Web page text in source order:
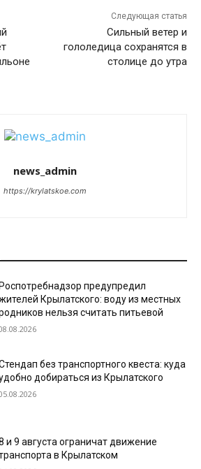
Следующая статья
Сильный ветер и
гололедица сохранятся в
столице до утра
news_admin
https://krylatskoe.com
Роспотребнадзор предупредил
Крылатского: воду из местных
нельзя считать питьевой
без транспортного квеста: куда
добираться из Крылатского
и 9 августа ограничат движение
в Крылатском